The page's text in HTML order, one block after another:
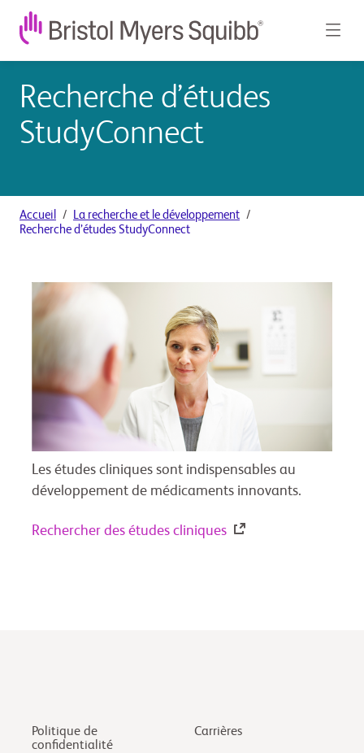
Recherche d’études
StudyConnect
Accueil
La recherche et le développement
Recherche d’études StudyConnect
Les études cliniques sont indispensables au
développement de médicaments innovants.
Rechercher des études cliniques
Politique de
confidentialité
Carrières